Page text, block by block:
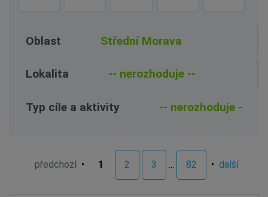
Oblast
Lokalita
Typ cíle a aktivity
předchozí• 1 2 3 ... 82 • další